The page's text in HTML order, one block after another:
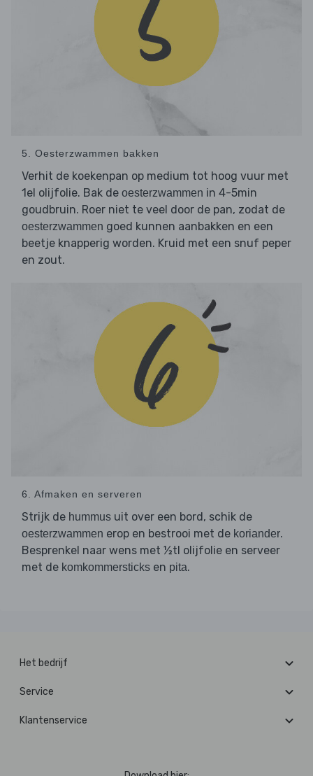
5. Oesterzwammen bakken
Verhit de koekenpan op medium tot hoog vuur met
1el olijfolie. Bak de oesterzwammen in 4-5min
goudbruin. Roer niet te veel door de pan, zodat de
oesterzwammen goed kunnen aanbakken en een
beetje knapperig worden. Kruid met een snuf peper
en zout.
6. Afmaken en serveren
Strijk de hummus uit over een bord, schik de
oesterzwammen erop en bestrooi met de koriander.
Besprenkel naar wens met ½tl olijfolie en serveer
met de komkommersticks en pita.
Het bedrijf
Service
Klantenservice